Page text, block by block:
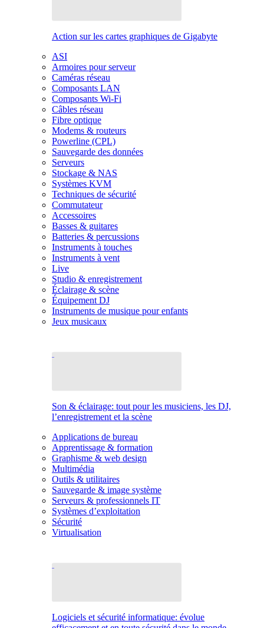
Action sur les cartes graphiques de Gigabyte
ASI
Armoires pour serveur
Caméras réseau
Composants LAN
Composants Wi-Fi
Câbles réseau
Fibre optique
Modems & routeurs
Powerline (CPL)
Sauvegarde des données
Serveurs
Stockage & NAS
Systèmes KVM
Techniques de sécurité
Commutateur
Accessoires
Basses & guitares
Batteries & percussions
Instruments à touches
Instruments à vent
Live
Studio & enregistrement
Éclairage & scène
Équipement DJ
Instruments de musique pour enfants
Jeux musicaux
Son & éclairage: tout pour les musiciens, les DJ,
l’enregistrement et la scène
Applications de bureau
Apprentissage & formation
Graphisme & web design
Multimédia
Outils & utilitaires
Sauvegarde & image système
Serveurs & professionnels IT
Systèmes d’exploitation
Sécurité
Virtualisation
Logiciels et sécurité informatique: évolue